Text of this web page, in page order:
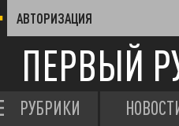
АВТОРИЗАЦИЯ
ПЕРВЫЙ
РУБРИКИ